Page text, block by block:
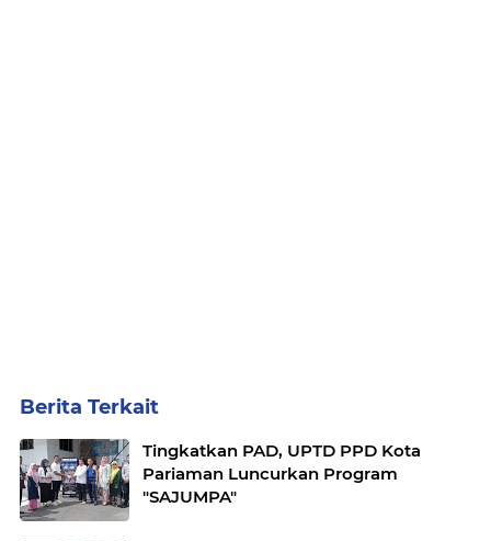
Berita Terkait
Tingkatkan PAD, UPTD PPD Kota
Pariaman Luncurkan Program
"SAJUMPA"